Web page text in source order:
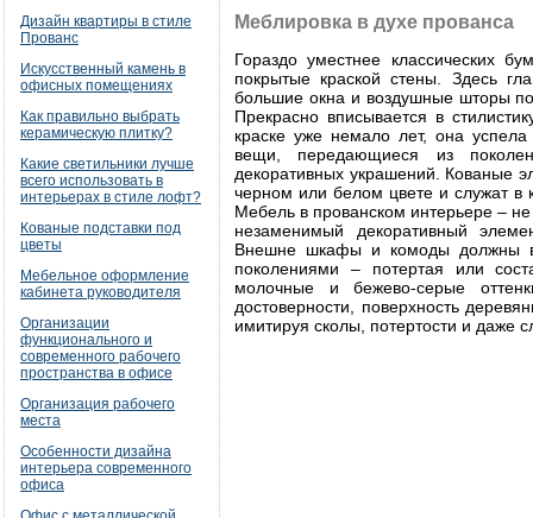
Дизайн квартиры в стиле
Прованс
Искусственный камень в
офисных помещениях
Как правильно выбрать
керамическую плитку?
Какие светильники лучше
всего использовать в
интерьерах в стиле лофт?
Кованые подставки под
цветы
Мебельное оформление
кабинета руководителя
Организации
функционального и
современного рабочего
пространства в офисе
Организация рабочего
места
Особенности дизайна
интерьера современного
офиса
Меблировка в духе прованса
Гораздо уместнее классических
покрытые краской стены. Здесь
большие окна и воздушные шторы
Прекрасно вписывается в
краске уже немало лет, она
вещи, передающиеся из
декоративных украшений. Кованые
черном или белом цвете и служат в
Мебель в прованском интерьере –
незаменимый декоративный
Внешне шкафы и комоды должны
поколениями – потертая или
молочные и бежево-серые
достоверности, поверхность
имитируя сколы, потертости и даже